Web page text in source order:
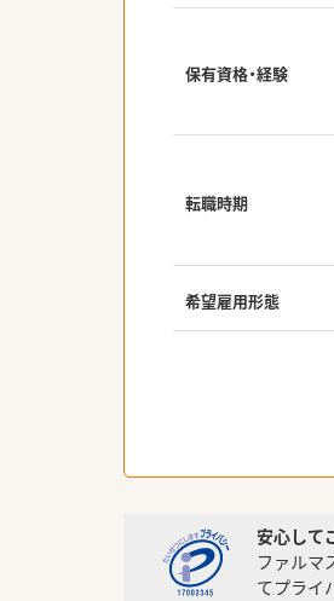
保有資格・経験
転職時期
希望雇用形態
安心して
ファルマ
てプライ